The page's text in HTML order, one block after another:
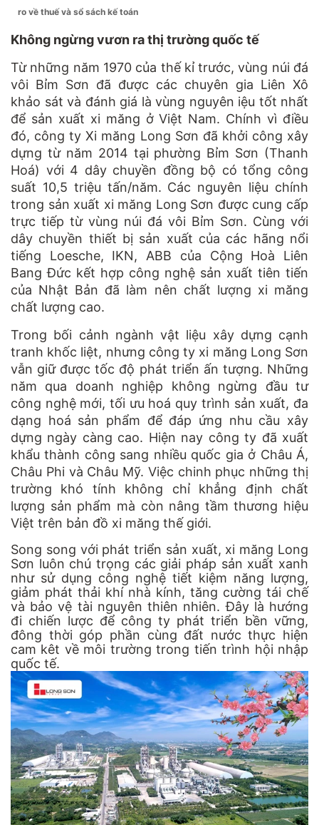
ro về thuế và sổ sách kế toán
Không ngừng vươn ra thị trường quốc tế
Từ những năm 1970 của thế kỉ trước, vùng núi đá
vôi Bỉm Sơn đã được các chuyên gia Liên Xô
khảo sát và đánh giá là vùng nguyên iệu tốt nhất
để sản xuất xi măng ở Việt Nam. Chính vì điều
đó, công ty Xi măng Long Sơn đã khởi công xây
dựng từ năm 2014 tại phường Bỉm Sơn (Thanh
Hoá) với 4 dây chuyền đồng bộ có tổng công
suất 10,5 triệu tấn/năm. Các nguyên liệu chính
trong sản xuất xi măng Long Sơn được cung cấp
trực tiếp từ vùng núi đá vôi Bỉm Sơn. Cùng với
dây chuyền thiết bị sản xuất của các hãng nổi
tiếng Loesche, IKN, ABB của Cộng Hoà Liên
Bang Đức kết hợp công nghệ sản xuất tiên tiến
của Nhật Bản đã làm nên chất lượng xi măng
chất lượng cao.
Trong bối cảnh ngành vật liệu xây dựng cạnh
tranh khốc liệt, nhưng công ty xi măng Long Sơn
vẫn giữ được tốc độ phát triển ấn tượng. Những
năm qua doanh nghiệp không ngừng đầu tư
công nghệ mới, tối ưu hoá quy trình sản xuất, đa
dạng hoá sản phẩm để đáp ứng nhu cầu xây
dựng ngày càng cao. Hiện nay công ty đã xuất
khẩu thành công sang nhiều quốc gia ở Châu Á,
Châu Phi và Châu Mỹ. Việc chinh phục những thị
trường khó tính không chỉ khẳng định chất
lượng sản phẩm mà còn nâng tầm thương hiệu
Việt trên bản đồ xi măng thế giới.
Song song với phát triển sản xuất, xi măng Long
Sơn luôn chú trọng các giải pháp sản xuất xanh
như sử dụng công nghệ tiết kiệm năng lượng,
giảm phát thải khí nhà kính, tăng cường tái chế
và bảo vệ tài nguyên thiên nhiên. Đây là hướng
đi chiến lược để công ty phát triển bền vững,
đông thời góp phần cùng đất nước thực hiện
cam kêt về môi trường trong tiến trình hội nhập
quốc tế.